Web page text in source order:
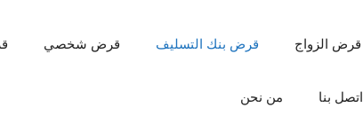
قرض الزواج قرض بنك التسليف قرض شخصي
اتصل بنا من نحن